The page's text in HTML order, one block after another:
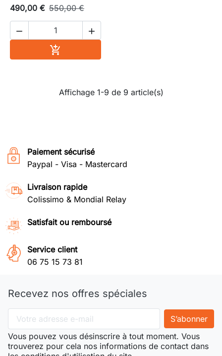
490,00 € 550,00 €
 

Affichage 1-9 de 9 article(s)
Paiement sécurisé
Paypal - Visa - Mastercard
Livraison rapide
Colissimo & Mondial Relay
Satisfait ou remboursé
Service client
06 75 15 73 81
Recevez nos offres spéciales
Vous pouvez vous désinscrire à tout moment. Vous
trouverez pour cela nos informations de contact dans